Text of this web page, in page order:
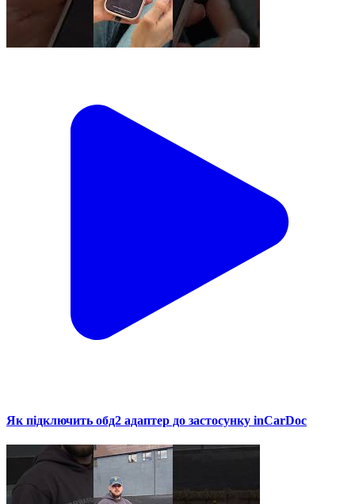
Як підключить обд2 адаптер до застосунку inCarDoc